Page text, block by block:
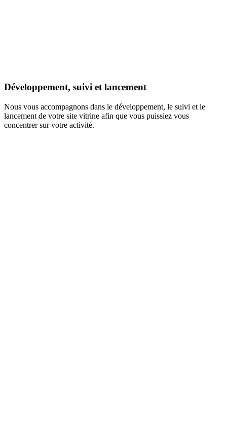
Développement, suivi et lancement
Nous vous accompagnons dans le développement, le suivi et le
lancement de votre site vitrine afin que vous puissiez vous
concentrer sur votre activité.